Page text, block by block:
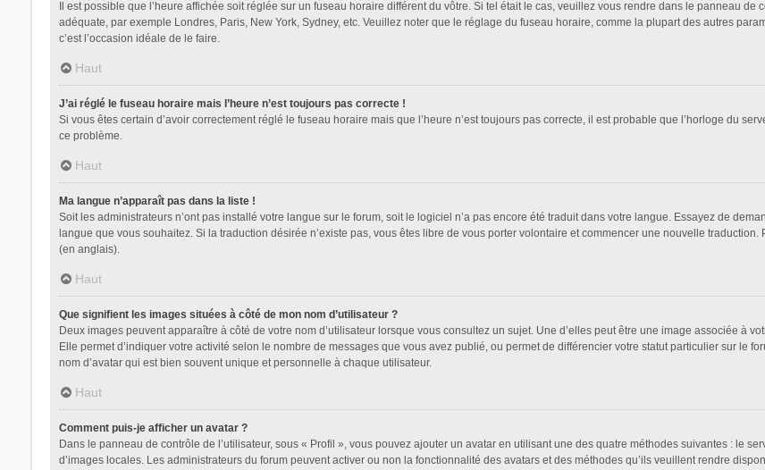
Il est possible que l’heure affichée soit réglée sur un fuseau horaire différent du vôtre. Si tel était le cas, veuillez vous rendre dans le panneau
adéquate, par exemple Londres, Paris, New York, Sydney, etc. Veuillez noter que le réglage du fuseau horaire, comme la plupart des autres
c’est l’occasion idéale de le faire.
Haut
J’ai réglé le fuseau horaire mais l’heure n’est toujours pas correcte !
Si vous êtes certain d’avoir correctement réglé le fuseau horaire mais que l’heure n’est toujours pas correcte, il est probable que l’horloge du
ce problème.
Haut
Ma langue n’apparaît pas dans la liste !
Soit les administrateurs n’ont pas installé votre langue sur le forum, soit le logiciel n’a pas encore été traduit dans votre langue. Essayez de
langue que vous souhaitez. Si la traduction désirée n’existe pas, vous êtes libre de vous porter volontaire et commencer une nouvelle traduction.
(en anglais).
Haut
Que signifient les images situées à côté de mon nom d’utilisateur ?
Deux images peuvent apparaître à côté de votre nom d’utilisateur lorsque vous consultez un sujet. Une d’elles peut être une image associée à
Elle permet d’indiquer votre activité selon le nombre de messages que vous avez publié, ou permet de différencier votre statut particulier sur le
nom d’avatar qui est bien souvent unique et personnelle à chaque utilisateur.
Haut
Comment puis-je afficher un avatar ?
Dans le panneau de contrôle de l’utilisateur, sous « Profil », vous pouvez ajouter un avatar en utilisant une des quatre méthodes suivantes : le
d’images locales. Les administrateurs du forum peuvent activer ou non la fonctionnalité des avatars et des méthodes qu’ils veuillent rendre